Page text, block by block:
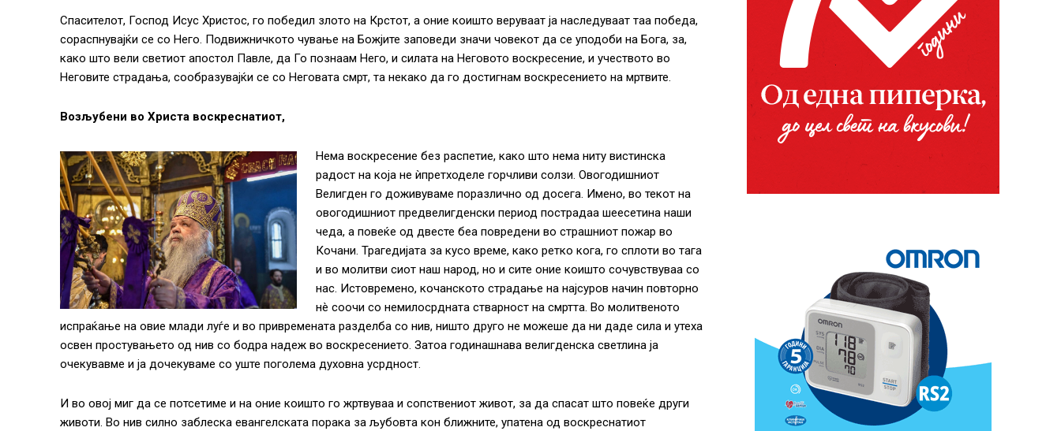
Спасителот, Господ Исус Христос, го победил злото на Крстот, а оние коишто веруваат ја наследуваат таа победа,
сораспнувајќи се со Него. Подвижничкото чување на Божјите заповеди значи човекот да се уподоби на Бога, за,
како што вели светиот апостол Павле, да Го познаам Него, и силата на Неговото воскресение, и учеството во
Неговите страдања, сообразувајќи се со Неговата смрт, та некако да го достигнам воскресението на мртвите.
Возљубени во Христа воскреснатиот,
Нема воскресение без распетие, како што нема ниту вистинска
радост на која не ѝпретходеле горчливи солзи. Овогодишниот
Велигден го доживуваме поразлично од досега. Имено, во текот на
овогодишниот предвелигденски период пострадаа шеесетина наши
чеда, а повеќе од двесте беа повредени во страшниот пожар во
Кочани. Трагедијата за кусо време, како ретко кога, го сплоти во тага
и во молитви сиот наш народ, но и сите оние коишто сочувствуваа со
нас. Истовремено, кочанското страдање на најсуров начин повторно
нè соочи со немилосрдната стварност на смртта. Во молитвеното
испраќање на овие млади луѓе и во привремената разделба со нив, ништо друго не можеше да ни даде сила и утеха
освен простувањето од нив со бодра надеж во воскресението. Затоа годинашнава велигденска светлина ја
очекувавме и ја дочекуваме со уште поголема духовна усрдност.
И во овој миг да се потсетиме и на оние коишто го жртвуваа и сопствениот живот, за да спасат што повеќе други
животи. Во нив силно заблеска евангелската порака за љубовта кон ближните, упатена од воскреснатиот